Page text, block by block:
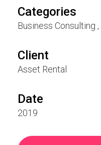
Categories
Business Consulting
Client
Asset Rental
Date
2019